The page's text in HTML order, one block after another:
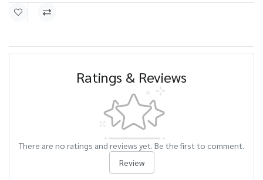
Ratings & Reviews
There are no ratings and reviews yet. Be the first to comment.
Review